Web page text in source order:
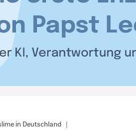
in Deutschland